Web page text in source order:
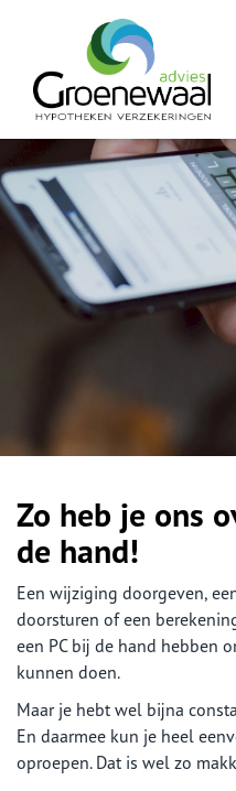
Zo heb je ons
de hand!
Een wijziging doorgeven,
doorsturen of een
een PC bij de hand hebben
kunnen doen.
Maar je hebt wel bijna
En daarmee kun je heel
oproepen. Dat is wel zo